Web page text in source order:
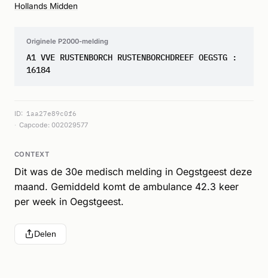
Hollands Midden
Originele P2000-melding
A1 VVE RUSTENBORCH RUSTENBORCHDREEF OEGSTG :
16184
ID: 1aa27e89c0f6
Capcode: 002029577
CONTEXT
Dit was de 30e medisch melding in Oegstgeest deze
maand. Gemiddeld komt de ambulance 42.3 keer
per week in Oegstgeest.
Delen